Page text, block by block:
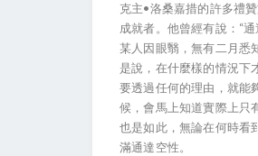
克主•洛桑嘉措的許多禮
成就者。他曾經有說：“
某人因眼翳，無有二月悉
是說，在什麼樣的情況下
要透過任何的理由，就能
候，會馬上知道實際上只
也是如此，無論在何時看
滿通達空性。